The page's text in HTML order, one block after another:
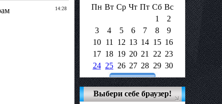
14:28
Пн Вт Ср Чт Пт Сб Вс
1
2
3
4 5 6 7 8
9
10
11 12 13 14 15 16
17 18 19 20 21 22 23
24 25 26 27 28 29 30
Выбери себе браузер!